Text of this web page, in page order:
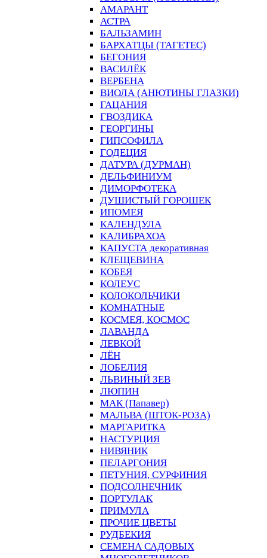
АМАРАНТ
АСТРА
БАЛЬЗАМИН
БАРХАТЦЫ (ТАГЕТЕС)
БЕГОНИЯ
ВАСИЛЁК
ВЕРБЕНА
ВИОЛА (АНЮТИНЫ ГЛАЗКИ)
ГАЦАНИЯ
ГВОЗДИКА
ГЕОРГИНЫ
ГИПСОФИЛА
ГОДЕЦИЯ
ДАТУРА (ДУРМАН)
ДЕЛЬФИНИУМ
ДИМОРФОТЕКА
ДУШИСТЫЙ ГОРОШЕК
ИПОМЕЯ
КАЛЕНДУЛА
КАЛИБРАХОА
КАПУСТА декоративная
КЛЕЩЕВИНА
КОБЕЯ
КОЛЕУС
КОЛОКОЛЬЧИКИ
КОМНАТНЫЕ
КОСМЕЯ, КОСМОС
ЛАВАНДА
ЛЕВКОЙ
ЛЁН
ЛОБЕЛИЯ
ЛЬВИНЫЙ ЗЕВ
ЛЮПИН
МАК (Папавер)
МАЛЬВА (ШТОК-РОЗА)
МАРГАРИТКА
НАСТУРЦИЯ
НИВЯНИК
ПЕЛАРГОНИЯ
ПЕТУНИЯ, СУРФИНИЯ
ПОДСОЛНЕЧНИК
ПОРТУЛАК
ПРИМУЛА
ПРОЧИЕ ЦВЕТЫ
РУДБЕКИЯ
СЕМЕНА САДОВЫХ